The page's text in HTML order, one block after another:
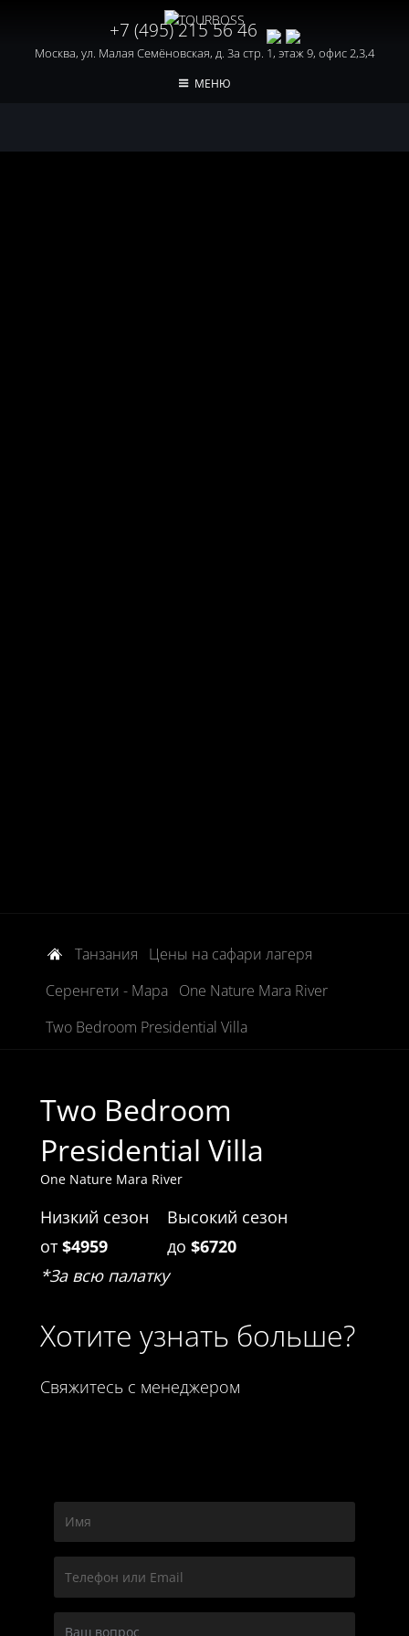
+7 (495) 215 56 46
Москва, ул. Малая Семёновская, д. 3а стр. 1, этаж 9, офис 2,3,4
МЕНЮ
Танзания
Цены на сафари лагеря
Серенгети - Мара
One Nature Mara River
Two Bedroom Presidential Villa
Two Bedroom
Presidential Villa
One Nature Mara River
Низкий сезон
от$4959
Высокий сезон
до $6720
*За всю палатку
Хотите узнать больше?
Свяжитесь с менеджером